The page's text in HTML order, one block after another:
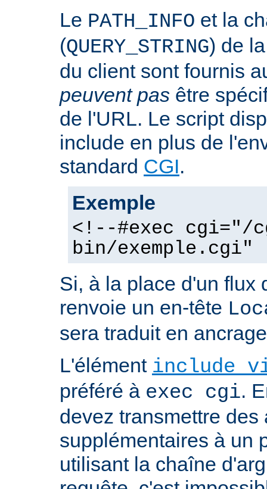
Le PATH_INFO et la
(QUERY_STRING) de
du client sont fournis
peuvent pas être
de l'URL. Le script
include en plus de
standard CGI.
Exemple
<!--#exec cgi="/
bin/exemple.cgi"
Si, à la place d'un flux
renvoie un en-tête
sera traduit en
L'élément include
préféré à exec cgi.
devez transmettre des
supplémentaires à un
utilisant la chaîne